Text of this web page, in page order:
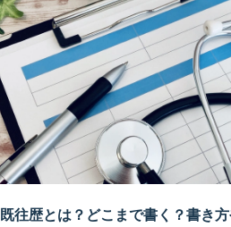
既往歴とは？どこまで書く？書き